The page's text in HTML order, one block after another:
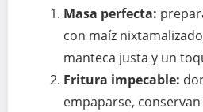
Masa perfecta:
con maíz
manteca justa y un
Fritura impecable:
empaparse,